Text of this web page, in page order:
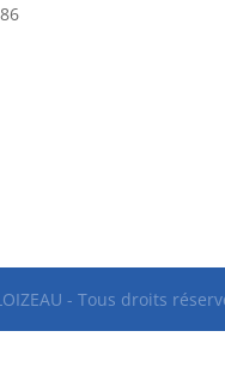
- Tous droits